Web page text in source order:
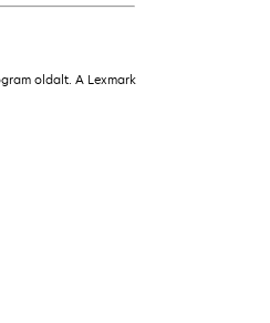
oldalt. A Lexmark